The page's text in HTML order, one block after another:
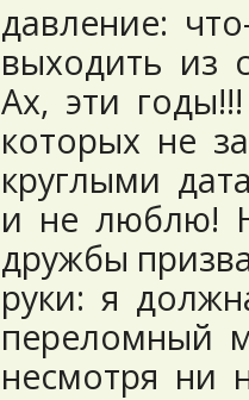
давление:
выходить из
Ах, эти
которых не
круглыми
и не люблю!
дружбы
руки: я
переломный
несмотря ни